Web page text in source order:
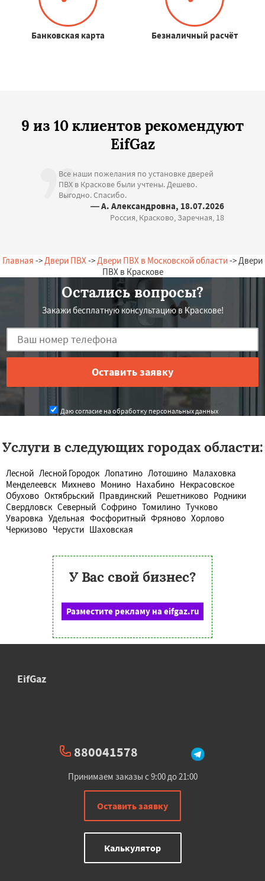
Банковская карта Безналичный расчёт
9 из 10 клиентов рекомендуют
EifGaz
Все наши пожелания по установке дверей
ПВХ в Краскове были учтены. Дешево.
Выгодно. Спасибо.
— А. Александровна, 18.07.2026
Россия, Красково, Заречная, 18
Главная -> Двери ПВХ -> Двери ПВХ в Московской области-> Двери
ПВХ в Краскове
Остались вопросы?
Закажи бесплатную консультацию в Краскове!
Даю согласие на обработку персональных данных
Услуги в следующих городах области:
Лесной Лесной Городок Лопатино Лотошино Малаховка
Менделеевск Михнево Монино Нахабино Некрасовское
Обухово Октябрьский Правдинский Решетниково Родники
Свердловск Северный Софрино Томилино Тучково
Уваровка Удельная Фосфоритный Фряново Хорлово
Черкизово Черусти Шаховская
У Вас свой бизнес?
Разместите рекламу на eifgaz.ru
EifGaz
880041578
Принимаем заказы с 9:00 до 21:00
Оставить заявку
Калькулятор